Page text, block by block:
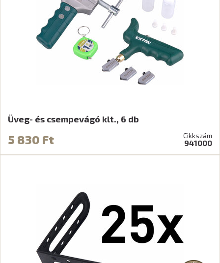
Üveg- és csempevágó klt., 6 db
5 830 Ft Cikkszám
941000